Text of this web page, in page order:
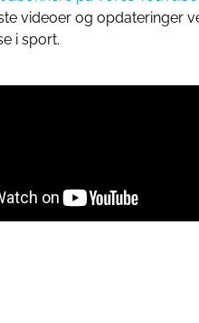
videoer og opdateringer
i sport.